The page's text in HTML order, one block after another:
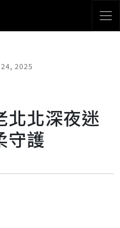
2025
北北深夜迷
守護